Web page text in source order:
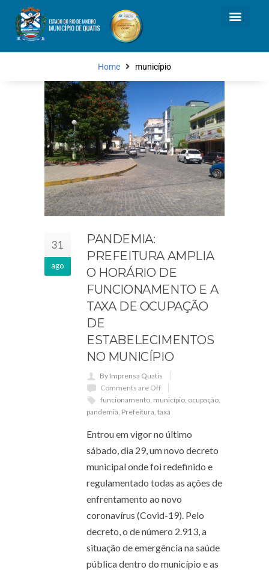
Home município
31
ago
PANDEMIA:
PREFEITURA AMPLIA
O HORÁRIO DE
FUNCIONAMENTO E A
TAXA DE OCUPAÇÃO
DE
ESTABELECIMENTOS
NO MUNICÍPIO
By Imprensa Quatis
Comments are Off
funcionamento, município, ocupação,
pandemia, Prefeitura, taxa
Entrou em vigor no último
sábado, dia 29, um novo decreto
municipal onde foi redefinido e
regulamentado todas as ações de
enfrentamento ao novo
coronavírus (Covid-19). Pelo
decreto, o de número 2.913, a
situação de emergência na saúde
pública dentro do município e as